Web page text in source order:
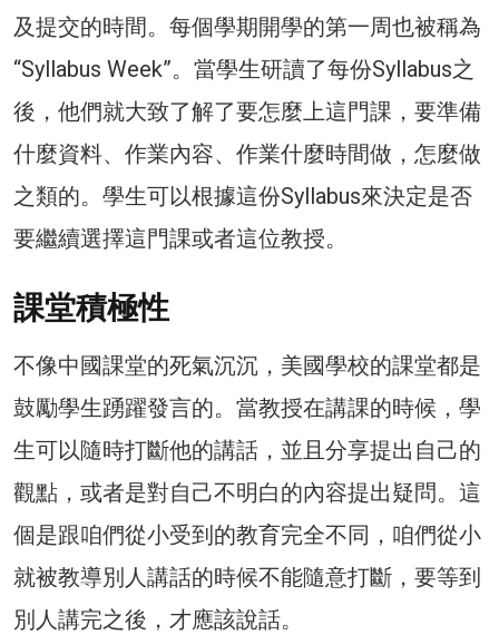
及提交的時間。每個學期開學的第一周也被稱為
“Syllabus Week”。當學生研讀了每份Syllabus之
後，他們就大致了解了要怎麼上這門課，要準備
什麼資料、作業內容、作業什麼時間做，怎麼做
之類的。學生可以根據這份Syllabus來決定是否
要繼續選擇這門課或者這位教授。
課堂積極性
不像中國課堂的死氣沉沉，美國學校的課堂都是
鼓勵學生踴躍發言的。當教授在講課的時候，學
生可以隨時打斷他的講話，並且分享提出自己的
觀點，或者是對自己不明白的內容提出疑問。這
個是跟咱們從小受到的教育完全不同，咱們從小
就被教導別人講話的時候不能隨意打斷，要等到
別人講完之後，才應該說話。